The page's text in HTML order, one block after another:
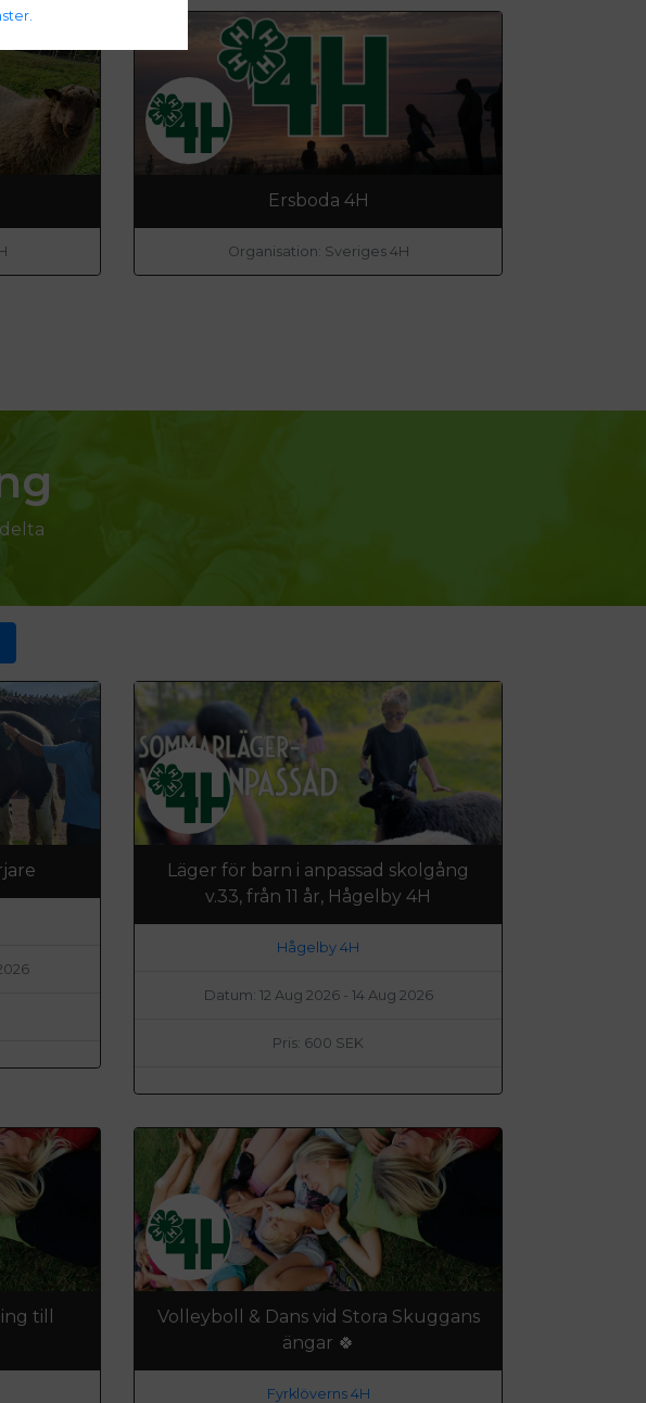
Ersboda 4H
Organisation: Sveriges 4H
Läger för barn i anpassad skolgång
v.33, från 11 år, Hågelby 4H
Hågelby 4H
Datum: 12 Aug 2026 - 14 Aug 2026
Pris: 600 SEK
till
Volleyboll & Dans vid Stora Skuggans
ängar 🍀
Fyrklöverns 4H